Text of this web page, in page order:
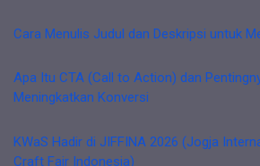
Cara Menulis Judul dan Deskripsi untuk
Apa Itu CTA (Call to Action) dan
Meningkatkan Konversi
KWaS Hadir di JIFFINA 2026 (Jogja
Craft Fair Indonesia)